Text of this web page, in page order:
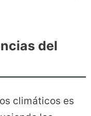
del
climáticos es